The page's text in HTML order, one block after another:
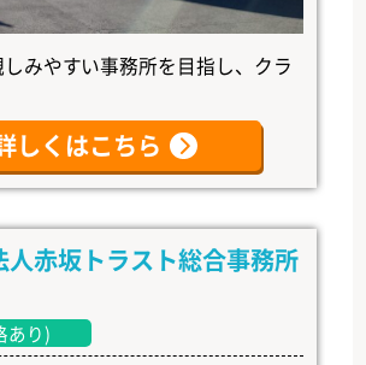
みやすい事務所を目指し、クラ
しくはこちら
人赤坂トラスト総合事務所
あり)